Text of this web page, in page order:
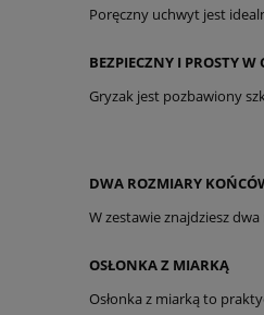
Poręczny uchwyt jest
BEZPIECZNY I PROSTY W
Gryzak jest pozbawiony
DWA ROZMIARY
W zestawie znajdziesz
OSŁONKA Z MIARKĄ
Osłonka z miarką to